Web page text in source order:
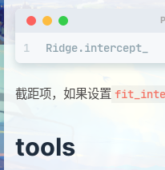
1 Ridge.intercept_
截距项，如果设置
tools